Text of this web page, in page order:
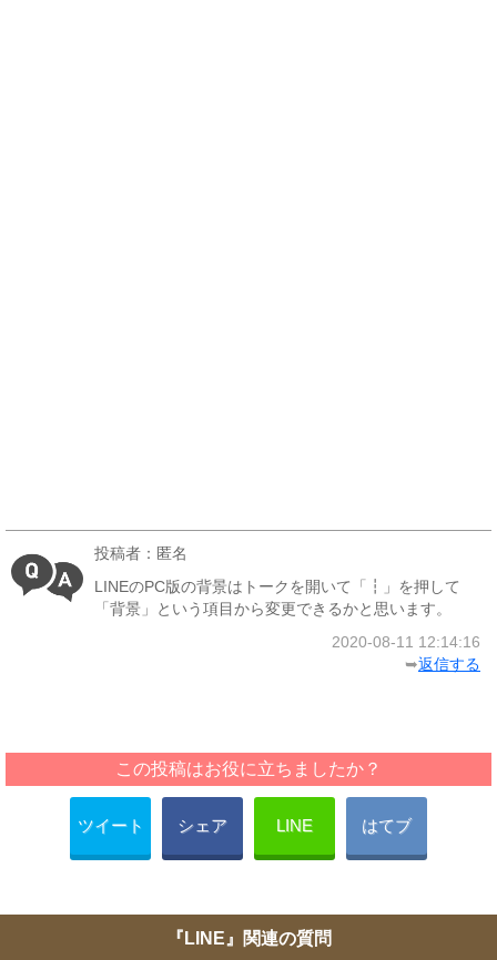
投稿者：匿名
LINEのPC版の背景はトークを開いて「┇」を押して
「背景」という項目から変更できるかと思います。
2020-08-11 12:14:16
➥返信する
この投稿はお役に立ちましたか？
ツイート シェア LINE はてブ
『LINE』関連の質問